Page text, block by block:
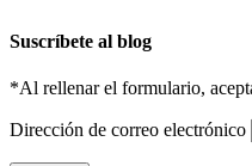
Suscríbete al blog
*Al rellenar el formulario,
Dirección de correo electrónico